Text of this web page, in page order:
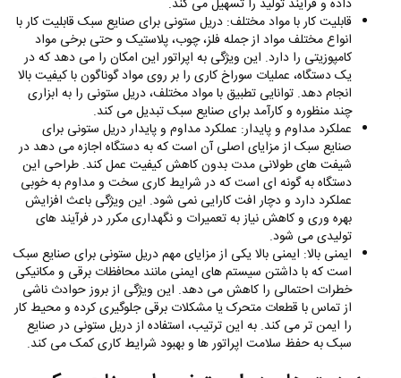
داده و فرآیند تولید را تسهیل می‌ کند.
قابلیت کار با مواد مختلف: دریل ستونی برای صنایع سبک قابلیت کار با
انواع مختلف مواد از جمله فلز، چوب، پلاستیک و حتی برخی مواد
کامپوزیتی را دارد. این ویژگی به اپراتور این امکان را می‌ دهد که در
یک دستگاه، عملیات سوراخ کاری را بر روی مواد گوناگون با کیفیت بالا
انجام دهد. توانایی تطبیق با مواد مختلف، دریل ستونی را به ابزاری
چند منظوره و کارآمد برای صنایع سبک تبدیل می‌ کند.
عملکرد مداوم و پایدار: عملکرد مداوم و پایدار دریل ستونی برای
صنایع سبک از مزایای اصلی آن است که به دستگاه اجازه می‌ دهد در
شیفت‌ های طولانی‌ مدت بدون کاهش کیفیت عمل کند. طراحی این
دستگاه به‌ گونه‌ ای است که در شرایط کاری سخت و مداوم به‌ خوبی
عملکرد دارد و دچار افت کارایی نمی‌ شود. این ویژگی باعث افزایش
بهره‌ وری و کاهش نیاز به تعمیرات و نگهداری مکرر در فرآیند های
تولیدی می‌ شود.
ایمنی بالا: ایمنی بالا یکی از مزایای مهم دریل ستونی برای صنایع سبک
است که با داشتن سیستم‌ های ایمنی مانند محافظات برقی و مکانیکی
خطرات احتمالی را کاهش می‌ دهد. این ویژگی از بروز حوادث ناشی
از تماس با قطعات متحرک یا مشکلات برقی جلوگیری کرده و محیط کار
را ایمن‌ تر می‌ کند. به این ترتیب، استفاده از دریل ستونی در صنایع
سبک به حفظ سلامت اپراتور ها و بهبود شرایط کاری کمک می‌ کند.